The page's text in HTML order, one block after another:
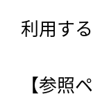
利用す
【参照